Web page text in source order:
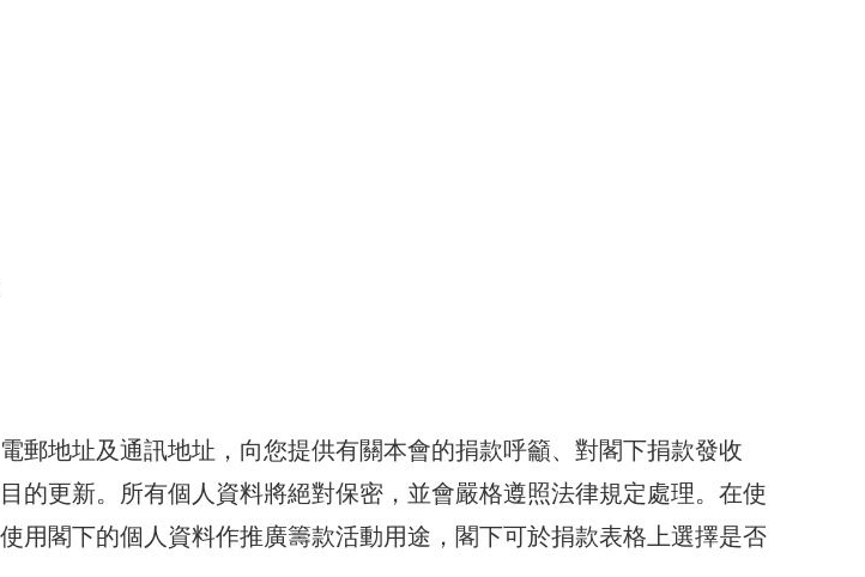
郵地址及通訊地址，向您提供有關本會的捐款呼籲、對閣下捐款發收
的更新。所有個人資料將絕對保密，並會嚴格遵照法律規定處理。在使
用閣下的個人資料作推廣籌款活動用途，閣下可於捐款表格上選擇是否